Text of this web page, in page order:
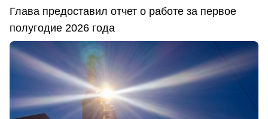
Глава предоставил отчет о работе за первое
полугодие 2026 года